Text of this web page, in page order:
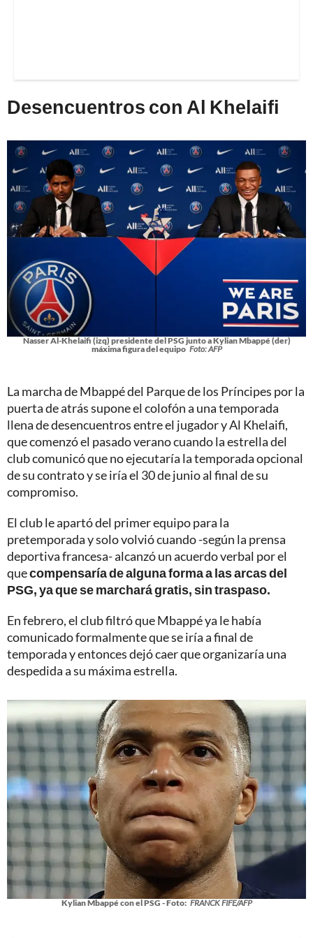
Desencuentros con Al Khelaifi
Nasser Al-Khelaifi (izq) presidente del PSG junto a Kylian Mbappé (der)
máxima figura del equipo Foto: AFP
La marcha de Mbappé del Parque de los Príncipes por la
puerta de atrás supone el colofón a una temporada
llena de desencuentros entre el jugador y Al Khelaifi,
que comenzó el pasado verano cuando la estrella del
club comunicó que no ejecutaría la temporada opcional
de su contrato y se iría el 30 de junio al final de su
compromiso.
El club le apartó del primer equipo para la
pretemporada y solo volvió cuando -según la prensa
deportiva francesa- alcanzó un acuerdo verbal por el
quecompensaría de alguna forma a las arcas del
PSG, ya que se marchará gratis, sin traspaso.
En febrero, el club filtró que Mbappé ya le había
comunicado formalmente que se iría a final de
temporada y entonces dejó caer que organizaría una
despedida a su máxima estrella.
Kylian Mbappé con el PSG - Foto: FRANCK FIFE/AFP